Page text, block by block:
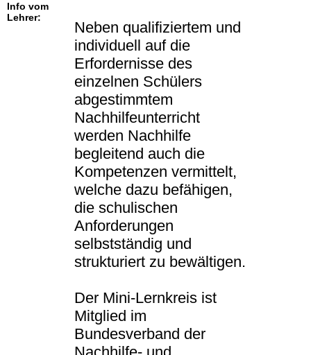
Info vom
Lehrer:
Neben qualifiziertem und
individuell auf die
Erfordernisse des
einzelnen Schülers
abgestimmtem
Nachhilfeunterricht
werden Nachhilfe
begleitend auch die
Kompetenzen vermittelt,
welche dazu befähigen,
die schulischen
Anforderungen
selbstständig und
strukturiert zu bewältigen.
Der Mini-Lernkreis ist
Mitglied im
Bundesverband der